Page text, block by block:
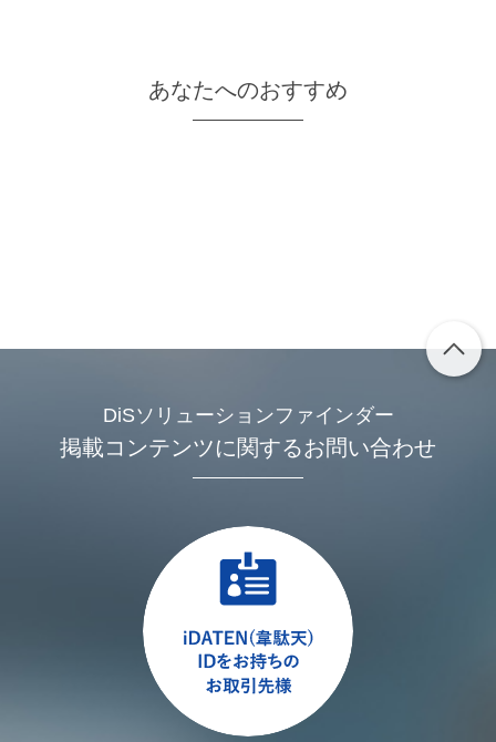
あなたへのおすすめ
DiSソリューションファインダー
掲載コンテンツに関するお問い合わせ